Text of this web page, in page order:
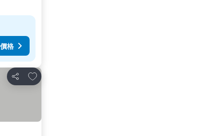
格
分享
加入我的最愛